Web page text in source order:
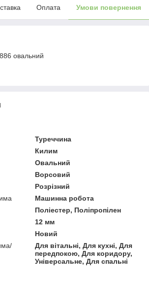
Оплата Умови повернення
овальний
Туреччина
Килим
Овальний
Ворсовий
Розрізний
Машинна робота
Поліестер, Поліпропілен
12 мм
Новий
Для вітальні, Для кухні, Для
передпокою, Для коридору,
Універсальне, Для спальні